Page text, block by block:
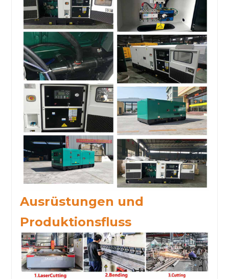
Ausrüstungen und
Produktionsfluss